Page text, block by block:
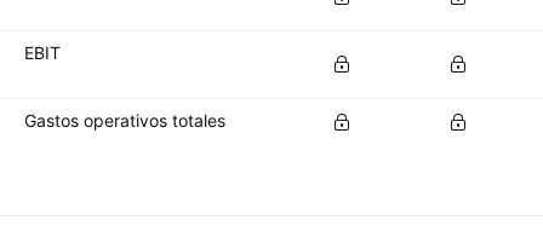
EBIT
Gastos operativos totales